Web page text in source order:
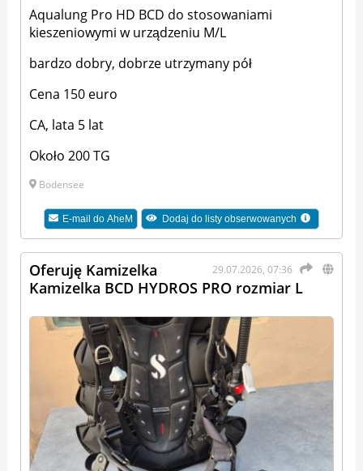
Aqualung Pro HD BCD do stosowaniami
kieszeniowymi w urządzeniu M/L
bardzo dobry, dobrze utrzymany pół
Cena 150 euro
CA, lata 5 lat
Około 200 TG
Bodensee
E-mail doAheM Dodaj do listy obserwowanych
29.07.2026, 07:36
Oferuję Kamizelka
Kamizelka BCD HYDROS PRO rozmiar L